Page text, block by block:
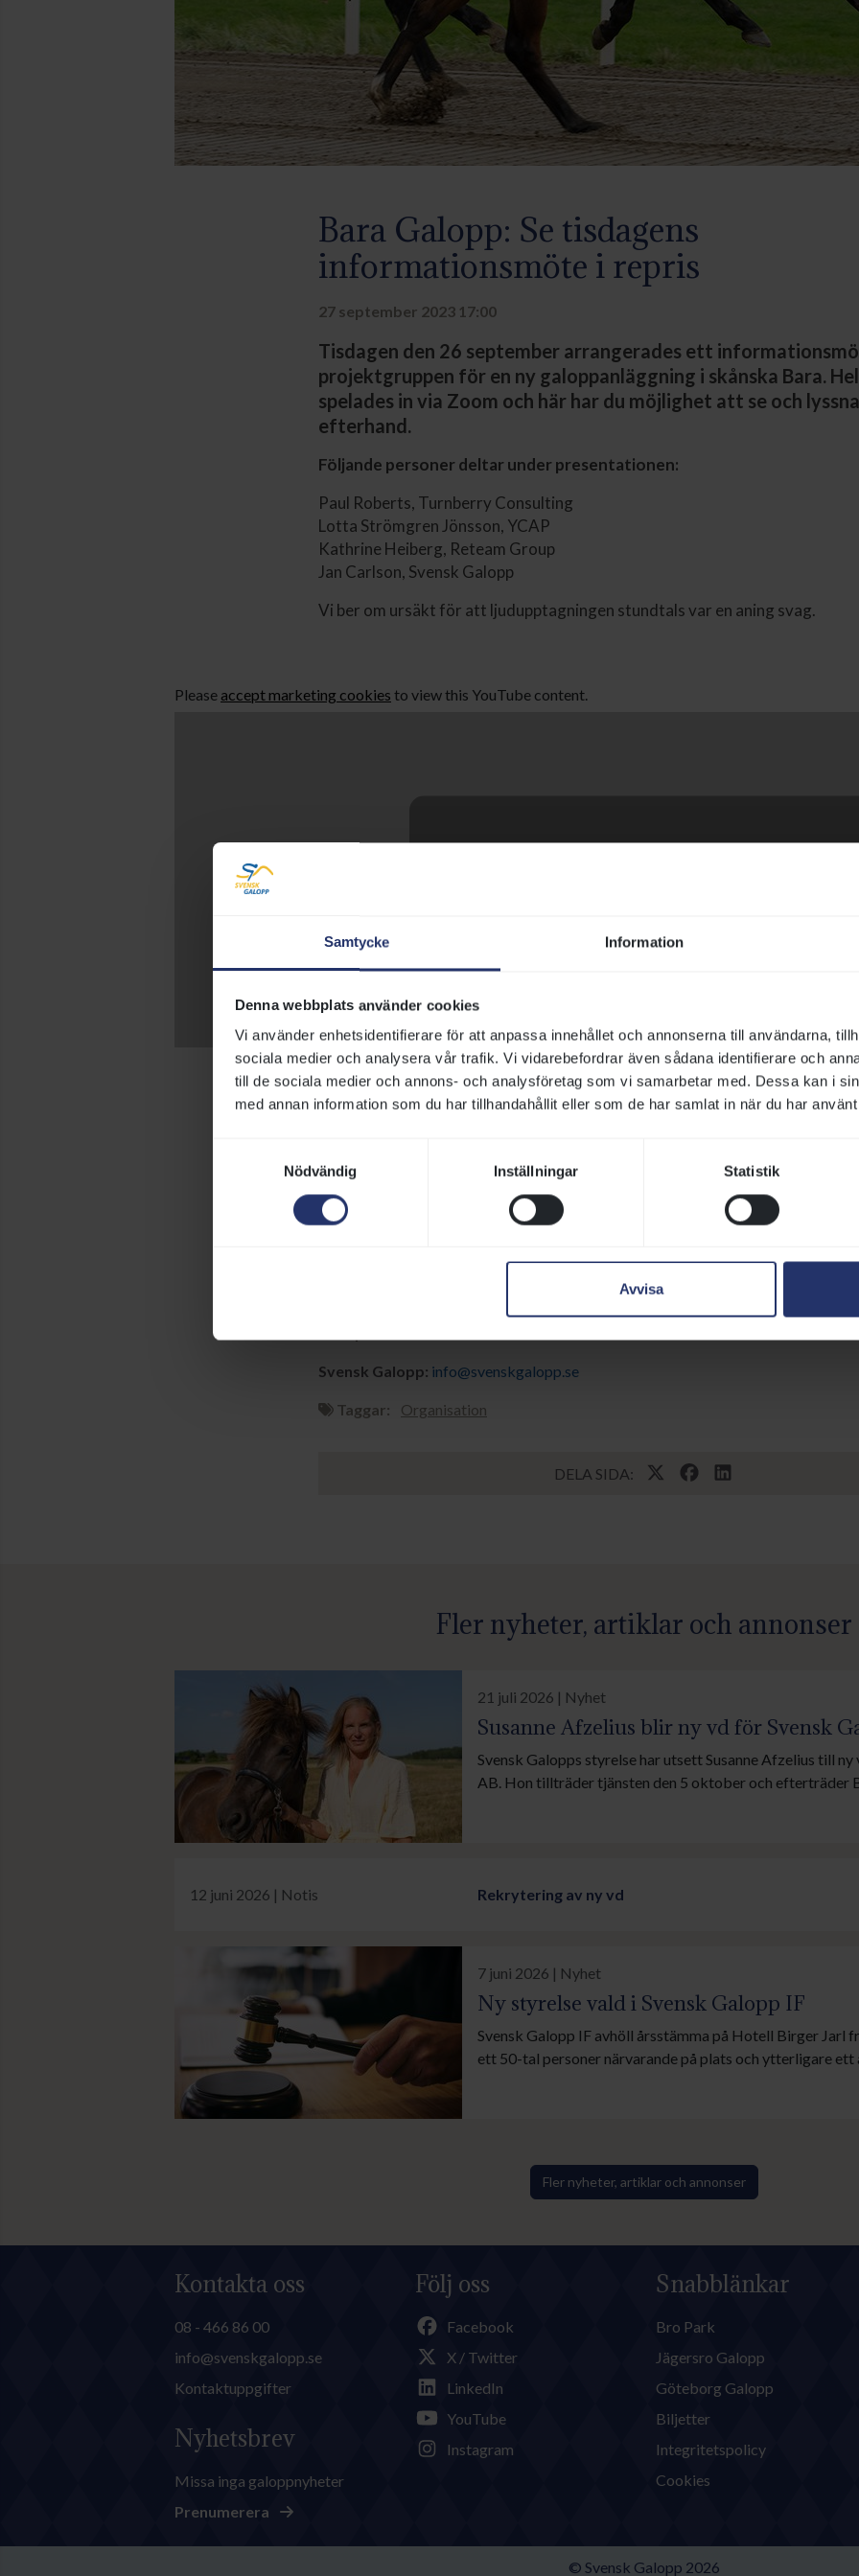
Samtycke Information
Denna webbplats använder cookies
Vi använder enhetsidentifierare för att anpassa innehållet och annonserna till användarna,
sociala medier och analysera vår trafik. Vi vidarebefordrar även sådana identifierare och
till de sociala medier och annons- och analysföretag som vi samarbetar med. Dessa kan i
med annan information som du har tillhandahållit eller som de har samlat in när du har
Nödvändig
Inställningar Statistik
Avvisa
Bara Galopp: Se tisdagens
informationsmöte i repris
27 september 2023 17:00
Tisdagen den 26 september arrangerades ett
projektgruppen för en ny galoppanläggning i skånska Bara.
spelades in via Zoom och här har du möjlighet att se och
efterhand.
Följande personer deltar under presentationen:
Paul Roberts, Turnberry Consulting
Lotta Strömgren Jönsson, YCAP
Kathrine Heiberg, Reteam Group
Jan Carlson, Svensk Galopp
Vi ber om ursäkt för att ljudupptagningen stundtals var en aning svag.
⋯
Please accept marketing cookies to view this YouTube content.
Svensk Galopp: info@svenskgalopp.se
Taggar: Organisation
DELA SIDA:
Fler nyheter, artiklar och annonser
21 juli 2026 | Nyhet
Susanne Afzelius blir ny vd för Svensk
Svensk Galopps styrelse har utsett Susanne Afzelius till
AB. Hon tillträder tjänsten den 5 oktober och efterträder
12 juni 2026 | Notis Rekrytering av ny vd
7 juni 2026 | Nyhet
Ny styrelse vald i Svensk Galopp IF
Svensk Galopp IF avhöll årsstämma på Hotell Birger Jarl
ett 50-tal personer närvarande på plats och ytterligare ett
Fler nyheter, artiklar och annonser
Kontakta oss
08 - 466 86 00
info@svenskgalopp.se
Kontaktuppgifter
Nyhetsbrev
Missa inga galoppnyheter
Prenumerera
Följ oss
Facebook
X / Twitter
LinkedIn
YouTube
Instagram
Snabblänkar
Bro Park
Jägersro Galopp
Göteborg Galopp
Biljetter
Integritetspolicy
Cookies
© Svensk Galopp 2026